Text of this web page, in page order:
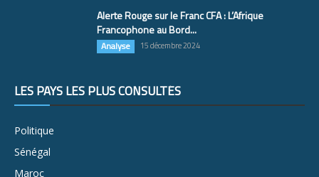
Alerte Rouge sur le Franc CFA : L’Afrique
Francophone au Bord...
Analyse 15 décembre 2024
LES PAYS LES PLUS CONSULTÉS
Politique
Sénégal
Maroc